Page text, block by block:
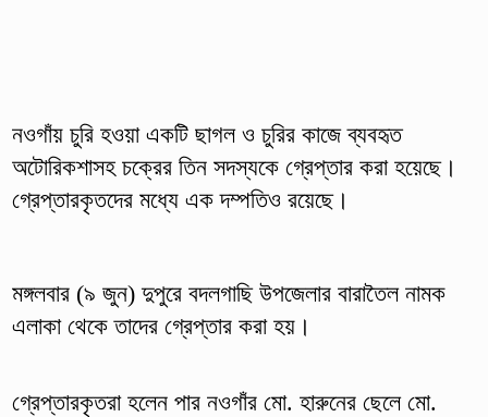
নওগাঁয় চুরি হওয়া একটি ছাগল ও চুরির কাজে ব্যবহৃত
অটোরিকশাসহ চক্রের তিন সদস্যকে গ্রেপ্তার করা হয়েছে।
গ্রেপ্তারকৃতদের মধ্যে এক দম্পতিও রয়েছে।
মঙ্গলবার (৯ জুন) দুপুরে বদলগাছি উপজেলার বারাতৈল নামক
এলাকা থেকে তাদের গ্রেপ্তার করা হয়।
গ্রেপ্তারকৃতরা হলেন পার নওগাঁর মো. হারুনের ছেলে মো.